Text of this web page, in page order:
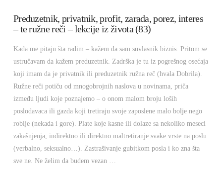
Preduzetnik, privatnik, profit, zarada, porez, interes
– te ružne reči – lekcije iz života (83)
Kada me pitaju šta radim – kažem da sam suvlasnik biznis. Pritom se
ustručavam da kažem preduzetnik. Zadrška je tu iz pogrešnog osećaja
koji imam da je privatnik ili preduzetnik ružna reč (hvala Dobrila).
Ružne reči potiču od mnogobrojnih naslova u novinama, priča
između ljudi koje poznajemo – o onom malom broju loših
poslodavaca ili gazda koji tretiraju svoje zaposlene malo bolje nego
roblje (nekada i gore). Plate koje kasne ili dolaze sa nekoliko meseci
zakašnjenja, indirektno ili direktno maltretiranje svake vrste na poslu
(verbalno, seksualno…). Zastrašivanje gubitkom posla i ko zna šta
sve ne. Ne želim da budem vezan …